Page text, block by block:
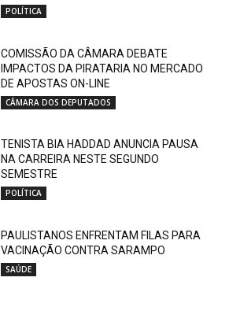
POLÍTICA
COMISSÃO DA CÂMARA DEBATE
IMPACTOS DA PIRATARIA NO MERCADO
DE APOSTAS ON-LINE
CÂMARA DOS DEPUTADOS
TENISTA BIA HADDAD ANUNCIA PAUSA
NA CARREIRA NESTE SEGUNDO
SEMESTRE
POLÍTICA
PAULISTANOS ENFRENTAM FILAS PARA
VACINAÇÃO CONTRA SARAMPO
SAÚDE